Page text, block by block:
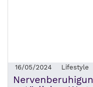
16/05/2024 Lifestyle